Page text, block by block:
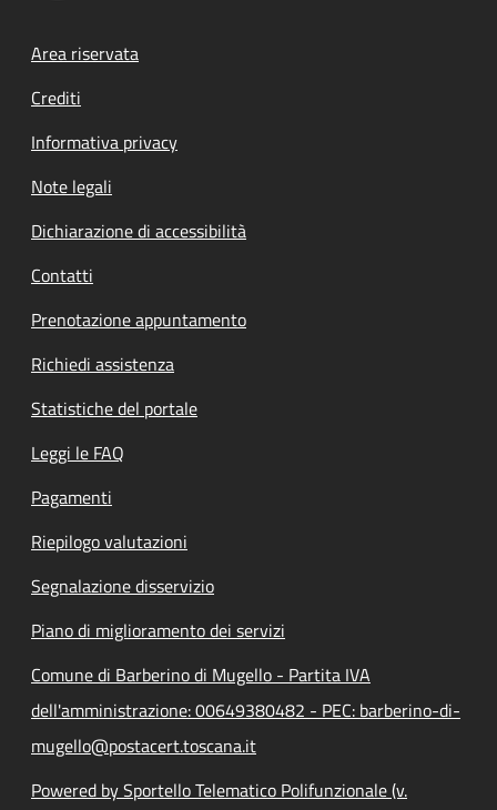
Footer menu
Area riservata
Crediti
Informativa privacy
Note legali
Dichiarazione di accessibilità
Contatti
Prenotazione appuntamento
Richiedi assistenza
Statistiche del portale
Leggi le FAQ
Pagamenti
Riepilogo valutazioni
Segnalazione disservizio
Piano di miglioramento dei servizi
Comune di Barberino di Mugello - Partita IVA
dell'amministrazione: 00649380482 - PEC: barberino-di-
mugello@postacert.toscana.it
Powered by Sportello Telematico Polifunzionale (v.